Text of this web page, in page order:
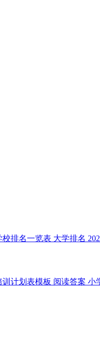
校排名一览表 大学排名
训计划表模板 阅读答案 小